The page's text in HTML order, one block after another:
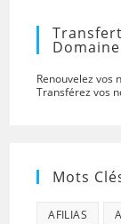
Domaine
Renouvelez vos
Transférez vos
Mots
AFILIAS